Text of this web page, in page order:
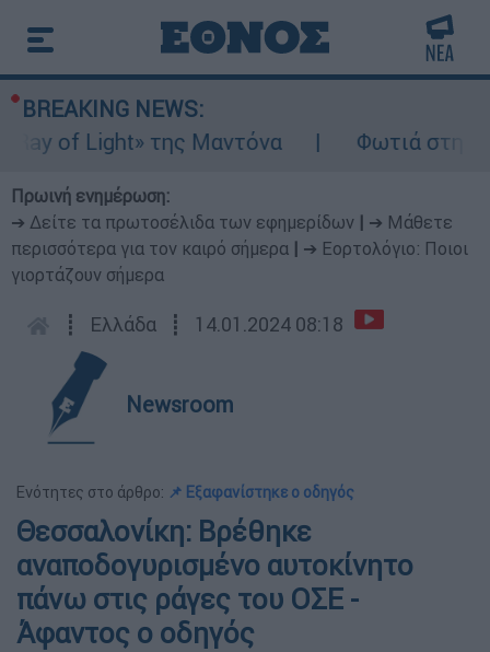
BREAKING NEWS:
of Light» της Μαντόνα
Φωτιά στη
Πρωινή ενημέρωση:
➔ Δείτε τα πρωτοσέλιδα των εφημερίδων
➔ Μάθετε
περισσότερα για τον καιρό σήμερα
➔ Εορτολόγιο: Ποιοι
γιορτάζουν σήμερα
┋ Ελλάδα ┋ 14.01.2024 08:18
Newsroom
Ενότητες στο άρθρο: 📌 Εξαφανίστηκε ο οδηγός
Θεσσαλoνίκη: Βρέθηκε
αναποδογυρισμένο αυτοκίνητο
πάνω στις ράγες του ΟΣΕ -
Άφαντος ο οδηγός